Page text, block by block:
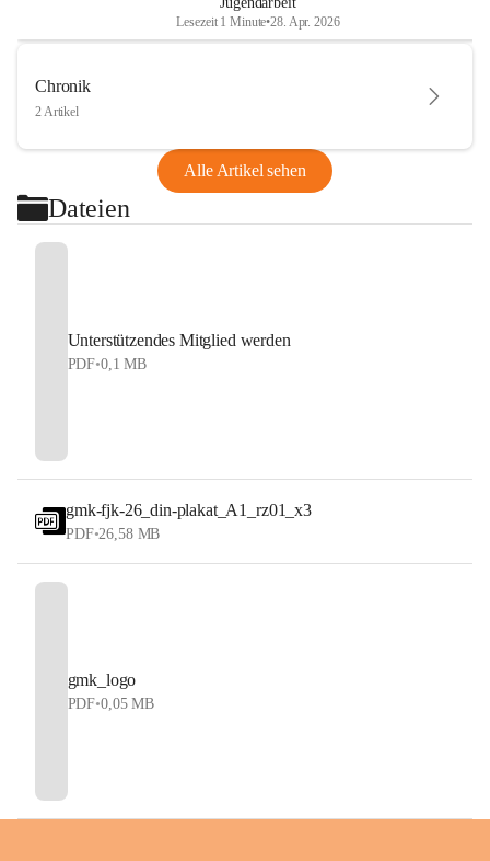
Lesezeit 1 Minute•28. Apr. 2026
Chronik
2 Artikel
Alle Artikel sehen
Dateien
Unterstützendes Mitglied werden
PDF•0,1 MB
gmk-fjk-26_din-plakat_A1_rz01_x3
PDF•26,58 MB
gmk_logo
PDF•0,05 MB